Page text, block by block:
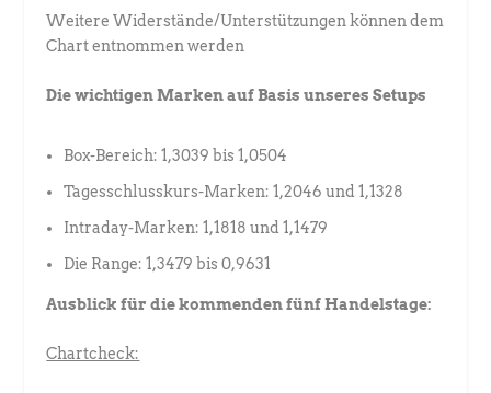
Weitere Widerstände/Unterstützungen können dem
Chart entnommen werden
Die wichtigen Marken auf Basis unseres Setups
Box-Bereich: 1,3039 bis 1,0504
Tagesschlusskurs-Marken: 1,2046 und 1,1328
Intraday-Marken: 1,1818 und 1,1479
Die Range: 1,3479 bis 0,9631
Ausblick für die kommenden fünf Handelstage:
Chartcheck: